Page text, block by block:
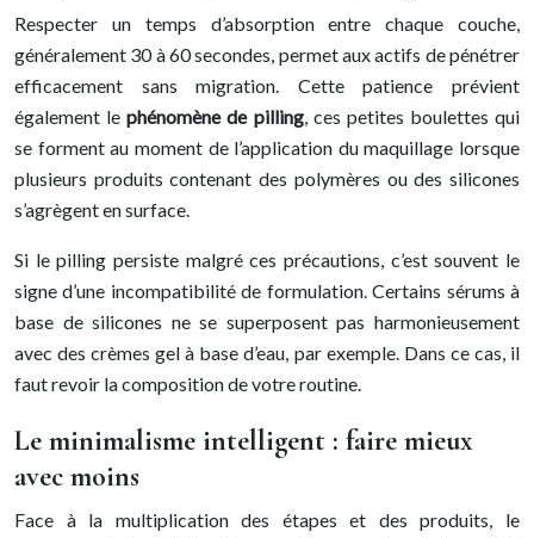
Respecter un temps d’absorption entre chaque couche,
généralement 30 à 60 secondes, permet aux actifs de pénétrer
efficacement sans migration. Cette patience prévient
également lephénomène de pilling, ces petites boulettes qui
se forment au moment de l’application du maquillage lorsque
plusieurs produits contenant des polymères ou des silicones
s’agrègent en surface.
Si le pilling persiste malgré ces précautions, c’est souvent le
signe d’une incompatibilité de formulation. Certains sérums à
base de silicones ne se superposent pas harmonieusement
avec des crèmes gel à base d’eau, par exemple. Dans ce cas, il
faut revoir la composition de votre routine.
Le minimalisme intelligent : faire mieux
avec moins
Face à la multiplication des étapes et des produits, le